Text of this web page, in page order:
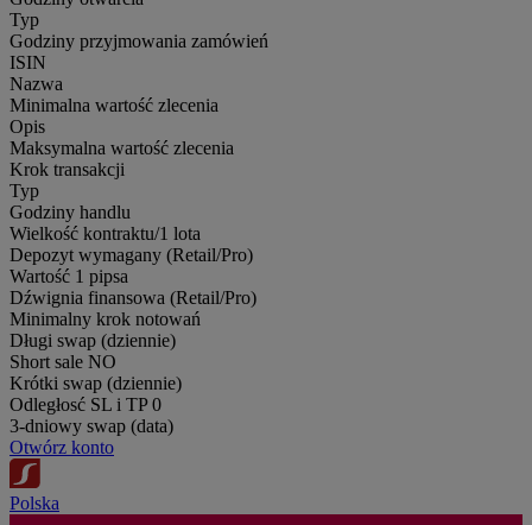
Typ
Godziny przyjmowania zamówień
ISIN
Nazwa
Minimalna wartość zlecenia
Opis
Maksymalna wartość zlecenia
Krok transakcji
Typ
Godziny handlu
Wielkość kontraktu/1 lota
Depozyt wymagany (Retail/Pro)
Wartość 1 pipsa
Dźwignia finansowa (Retail/Pro)
Minimalny krok notowań
Długi swap (dziennie)
Short sale NO
Krótki swap (dziennie)
Odległosć SL i TP 0
3-dniowy swap (data)
Otwórz konto
Polska